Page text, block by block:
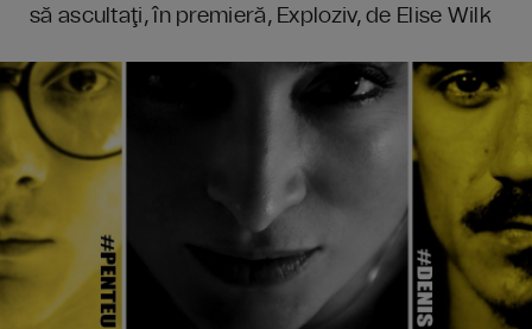
să ascultaţi, în premieră, Exploziv, de Elise Wilk